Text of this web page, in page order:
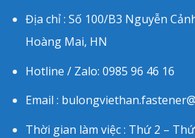
Địa chỉ : Số 100/B3 Nguyễn
Hoàng Mai, HN
Hotline / Zalo: 0985 96 46 16
Email :
Thời gian làm việc : Thứ 2 –